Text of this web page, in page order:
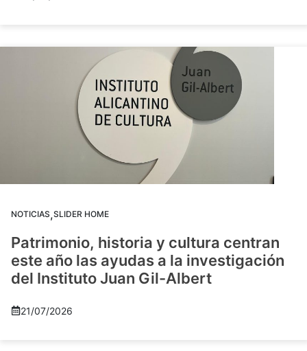
NOTICIAS,SLIDER HOME
Patrimonio, historia y cultura centran
este año las ayudas a la investigación
del Instituto Juan Gil-Albert
21/07/2026